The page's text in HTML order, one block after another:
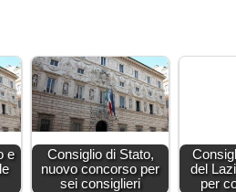
e
Consiglio di Stato,
nuovo concorso per
sei consiglieri
del
per